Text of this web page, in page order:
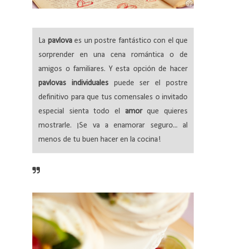
La pavlovaes un postre fantástico con el que
sorprender en una cena romántica o de
amigos o familiares. Y esta opción de hacer
pavlovas individualespuede ser el postre
definitivo para que tus comensales o invitado
especial sienta todo el amorque quieres
mostrarle. ¡Se va a enamorar seguro... al
menos de tu buen hacer en la cocina!